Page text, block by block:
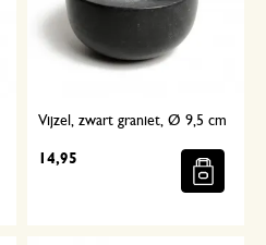
Vijzel, zwart graniet, Ø 9,5 cm
14,95